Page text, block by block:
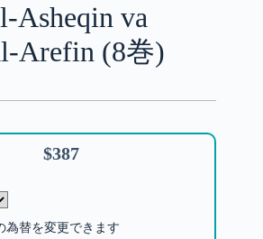
Asheqin va
Arefin (8巻)
$387
為替を変更できます